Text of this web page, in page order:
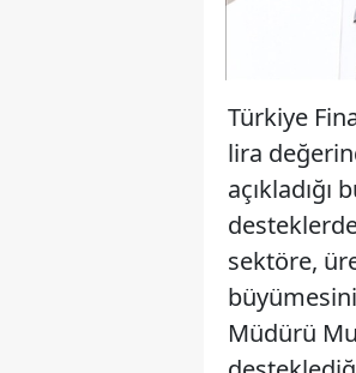
Türkiye
lira
sektöre,
Müdürü